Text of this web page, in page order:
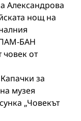
Александрова
нощ на
БАН
човек от
за
музея
„Човекът